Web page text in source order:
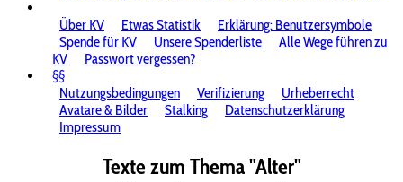
Über KV
Etwas Statistik
Erklärung: Benutzersymbole
Spende für KV
Unsere Spenderliste
Alle Wege führen zu
KV
Passwort vergessen?
§§
Nutzungsbedingungen
Verifizierung
Urheberrecht
Avatare & Bilder
Stalking
Datenschutzerklärung
Impressum
Texte zum Thema "Alter"